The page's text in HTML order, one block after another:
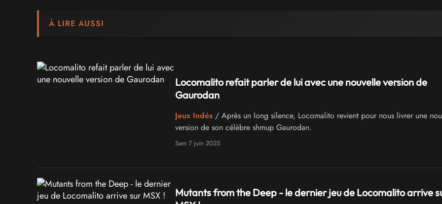
À LIRE AUSSI
Locomalito refait parler de lui avec une nouvelle version de
Gaurodan
Jeux Indés/ Après un long silence, Locomalito revient pour nous livrer une
version de son célèbre shmup Gaurodan.
Sam 7 juin 2025
Mutants from the Deep - le dernier jeu de Locomalito arrive